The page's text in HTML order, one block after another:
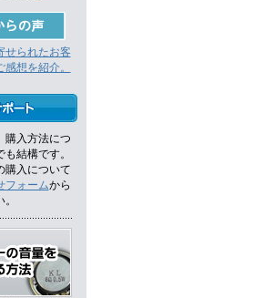
せられたお客
想を紹介。
購入方法につ
結構です。
購入について
フォームから